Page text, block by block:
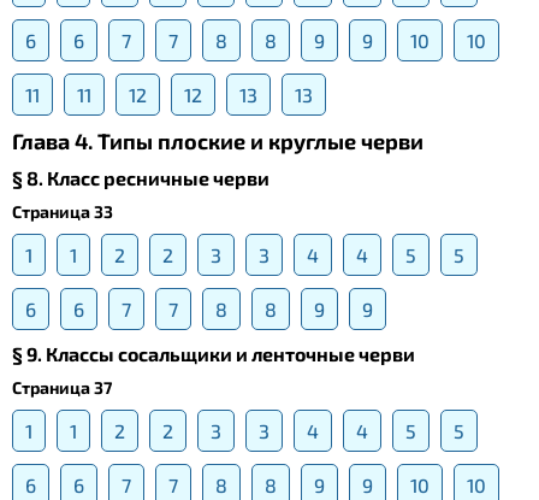
6 6 7 7 8 8 9 9 10 10
11 11 12 12 13 13
Глава 4. Типы плоские и круглые черви
§ 8. Класс ресничные черви
Страница 33
1 1 2 2 3 3 4 4 5 5
6 6 7 7 8 8 9
9
§ 9. Классы сосальщики и ленточные черви
Страница 37
1 1 2 2 3 3 4 4 5 5
6 6 7 7 8 8 9 9 10
10